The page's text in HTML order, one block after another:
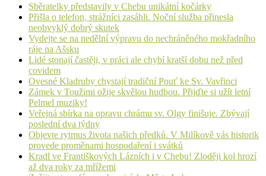
Sběratelky představily v Chebu unikátní kočárky
Přišla o telefon, strážníci zasáhli. Noční služba přinesla
neobvyklý dobrý skutek
Vydejte se na nedělní výpravu do nechráněného mokřadního
ráje na Ašsku
Lidé stonají častěji, v práci ale chybí kratší dobu než před
covidem
Ovesné Kladruby chystají tradiční Pouť ke Sv. Vavřinci
Zámek v Toužimi ožije skvělou hudbou. Přijďte si užít letní
Pelmel muziky!
Veřejná sbírka na opravu chrámu sv. Olgy finišuje. Zbývají
poslední dva týdny
Objevte rytmus života našich předků. V Milíkově vás historik
provede proměnami hospodaření i svátků
Kradl ve Františkových Lázních i v Chebu! Zloději kol hrozí
až dva roky za mřížemi